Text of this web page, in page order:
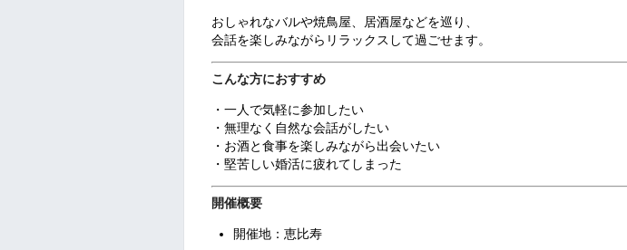
おしゃれなバルや焼鳥屋、居酒屋などを巡り、
会話を楽しみながらリラックスして過ごせます。
こんな方におすすめ
・一人で気軽に参加したい
・無理なく自然な会話がしたい
・お酒と食事を楽しみながら出会いたい
・堅苦しい婚活に疲れてしまった
開催概要
開催地：恵比寿